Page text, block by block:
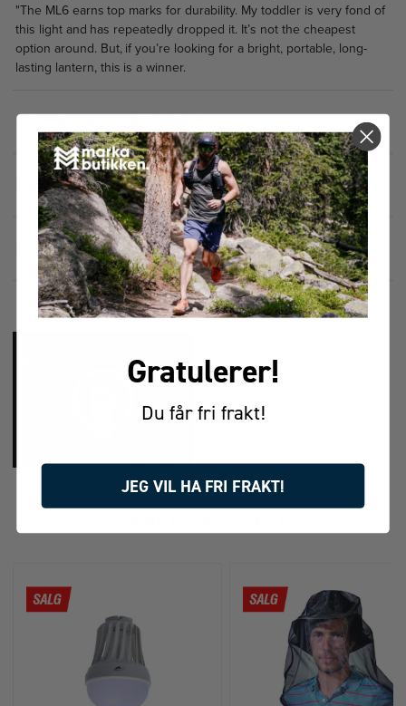
"The ML6 earns top marks for durability. My toddler is very fond of
this light and has repeatedly dropped it. It’s not the cheapest
option around. But, if you’re looking for a bright, portable, long-
lasting lantern, this is a winner.
SPESIFIKASJONER
PRISHISTORIKK
DATABLAD
FÅR VI FORESLÅ
Gratulerer!
Du får fri frakt!
JEG VIL HA FRI FRAKT!